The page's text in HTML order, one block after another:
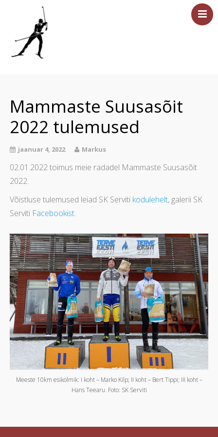
Majutus
Saun
Ettevõtetele
Üritused
Asukoht ja kontakt
Mammaste Suusasõit
2022 tulemused
jaanuar 4, 2022 Markus
02.01.2022 toimus meie radadel Mammaste Suusasõit
2022.
Võistluse tulemused leiad SK Serviti kodulehelt, galerii SK
Serviti Facebookist.
Meeste 10km esikolmik: I koht – Marko Kilp; II koht – Bert Tippi; III koht –
Hans Teearu. Foto: SK Serviti